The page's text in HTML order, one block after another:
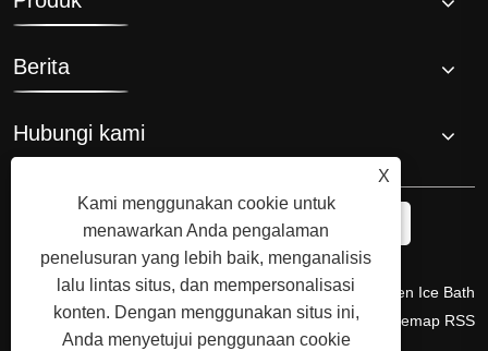
Berita
Hubungi kami
Hak Cipta © 2008 Hi-Q Group, Penemu Asli dan Produsen Ice Bath
Chiller. Semua Hak Dilindungi Undang-undang.Links Sitemap RSS
X
Kami menggunakan cookie untuk
menawarkan Anda pengalaman
penelusuran yang lebih baik, menganalisis
lalu lintas situs, dan mempersonalisasi
konten. Dengan menggunakan situs ini,
Anda menyetujui penggunaan cookie